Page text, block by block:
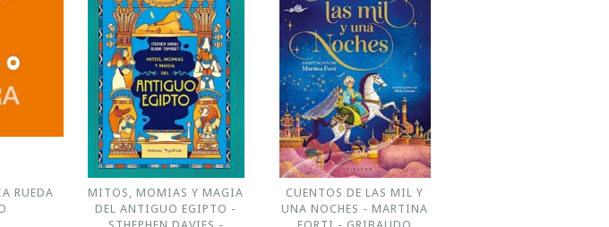
RUEDA
MITOS, MOMIAS Y MAGIA
DEL ANTIGUO EGIPTO -
CUENTOS DE LAS MIL Y
UNA NOCHES - MARTINA